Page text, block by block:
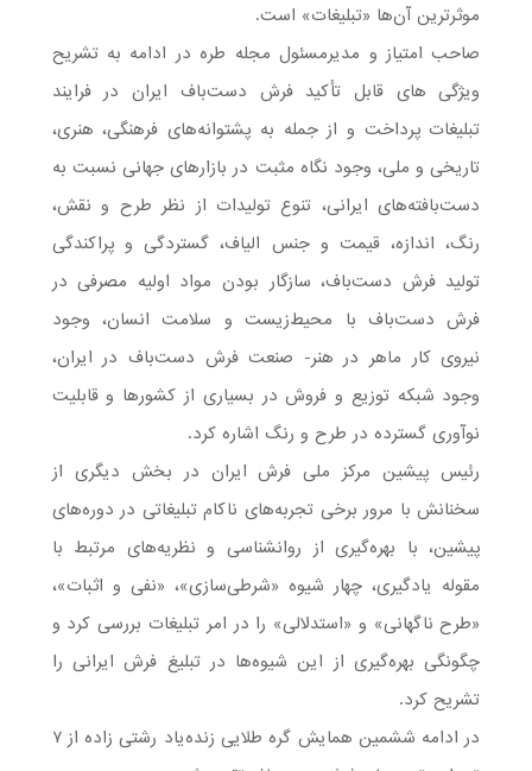
موثرترین آن‌ها «تبلیغات» است.
صاحب امتیاز و مدیرمسئول مجله طره در ادامه به تشریح
ویژگی های قابل تأکید فرش دست‌باف ایران در فرایند
تبلیغات پرداخت و از جمله به پشتوانه‌های فرهنگی، هنری،
تاریخی و ملی، وجود نگاه مثبت در بازارهای جهانی نسبت به
دست‌بافته‌های ایرانی، تنوع تولیدات از نظر طرح و نقش،
رنگ، اندازه، قیمت و جنس الیاف، گستردگی و پراکندگی
تولید فرش دست‌باف، سازگار بودن مواد اولیه مصرفی در
فرش دست‌باف با محیط‌زیست و سلامت انسان، وجود
نیروی کار ماهر در هنر- صنعت فرش دست‌باف در ایران،
وجود شبکه توزیع و فروش در بسیاری از کشورها و قابلیت
نوآوری گسترده در طرح و رنگ اشاره کرد.
رئیس پیشین مرکز ملی فرش ایران در بخش دیگری از
سخنانش با مرور برخی تجربه‌های ناکام تبلیغاتی در دوره‌های
پیشین، با بهره‌گیری از روانشناسی و نظریه‌های مرتبط با
مقوله یادگیری، چهار شیوه «شرطی‌سازی»، «نفی و اثبات»،
«طرح ناگهانی» و «استدلالی» را در امر تبلیغات بررسی کرد و
چگونگی بهره‌گیری از این شیوه‌ها در تبلیغ فرش ایرانی را
تشریح کرد.
در ادامه ششمین همایش گره طلایی زنده‌یاد رشتی زاده از ۷